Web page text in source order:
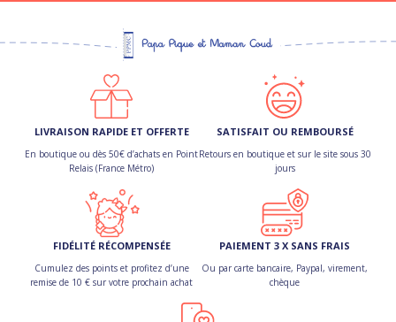
LIVRAISON RAPIDE ET OFFERTE
En boutique ou dès 50€ d’achats en Point
Relais (France Métro)
SATISFAIT OU REMBOURSÉ
Retours en boutique et sur le site sous 30
jours
FIDÉLITÉ RÉCOMPENSÉE
Cumulez des points et profitez d’une
remise de 10 € sur votre prochain achat
PAIEMENT 3 X SANS FRAIS
Ou par carte bancaire, Paypal, virement,
chèque